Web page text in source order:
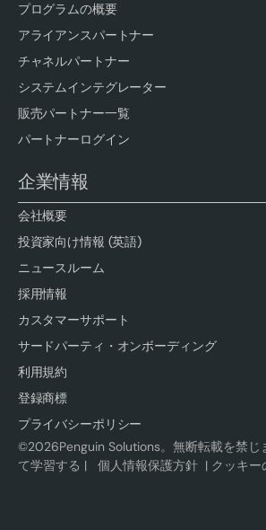
プログラムの概要
アライアンスパートナー
チャネルパートナー
システムインテグレーター
販売パートナー一覧
パートナーログイン
企業情報
会社概要
投資家向け情報 (英語)
ニュースルーム
採用情報
カスタマーサポート
サードパーティ・オンボーディング
利用規約
登録商標
プライバシーポリシー
©2026Penguin Solutions。無断転載を禁じ
て学習する | 個人情報保護方針 | クッキー